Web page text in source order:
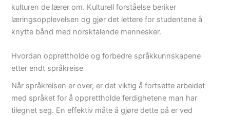
kulturen de lærer om. Kulturell forståelse beriker
læringsopplevelsen og gjør det lettere for studentene å
knytte bånd med norsktalende mennesker.
Hvordan opprettholde og forbedre språkkunnskapene
etter endt språkreise
Når språkreisen er over, er det viktig å fortsette arbeidet
med språket for å opprettholde ferdighetene man har
tilegnet seg. En effektiv måte å gjøre dette på er ved